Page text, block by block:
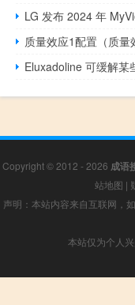
LG 发布 2024 年
质量效应1配置（质量
Eluxadoline 可缓解某
Copyright © 2012 - 2026 成语
站地图 |
声明：本站内容来自互联网，
本站仅为个人